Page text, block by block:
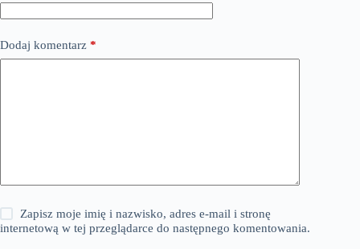
Dodaj komentarz *
Zapisz moje imię i nazwisko, adres e-mail i stronę
internetową w tej przeglądarce do następnego komentowania.